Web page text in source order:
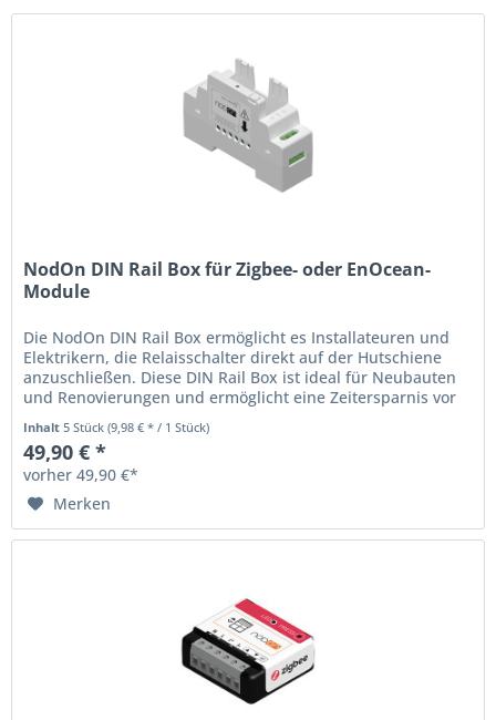
NodOn DIN Rail Box für Zigbee- oder EnOcean-
Module
Die NodOn DIN Rail Box ermöglicht es Installateuren und
Elektrikern, die Relaisschalter direkt auf der Hutschiene
anzuschließen. Diese DIN Rail Box ist ideal für Neubauten
und Renovierungen und ermöglicht eine Zeitersparnis vor
Inhalt5 Stück(9,98 € * / 1 Stück)
49,90 € *
vorher 49,90 €*
Merken